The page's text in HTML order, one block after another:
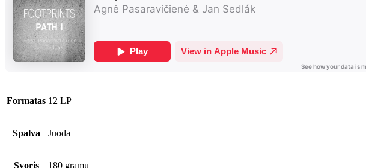
Formatas 12 LP
Spalva Juoda
Svoris 180 gramų